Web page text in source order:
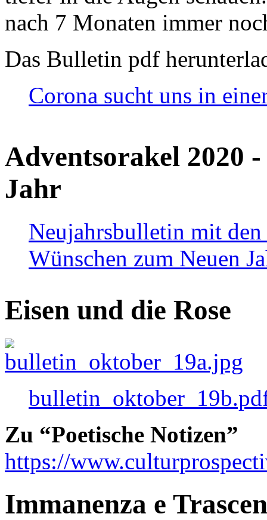
nach 7 Monaten immer
Das Bulletin pdf
Corona sucht uns in
Adventsorakel 2020
Jahr
Neujahrsbulletin mit den
Wünschen zum Neuen
Eisen und die Rose
Zu “Poetische Notizen”
https://
Immanenza e